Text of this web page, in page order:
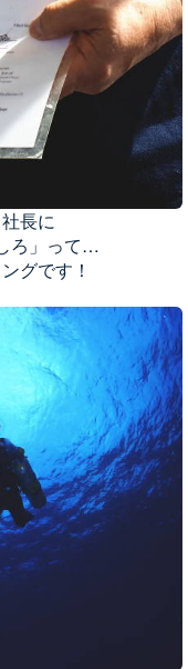
長に
ろ」って…
グです！